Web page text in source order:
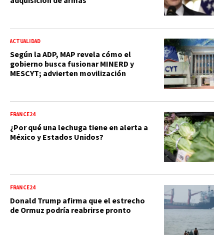
ACTUALIDAD
Según la ADP, MAP revela cómo el
gobierno busca fusionar MINERD y
MESCYT; advierten movilización
FRANCE24
¿Por qué una lechuga tiene en alerta a
México y Estados Unidos?
FRANCE24
Donald Trump afirma que el estrecho
de Ormuz podría reabrirse pronto